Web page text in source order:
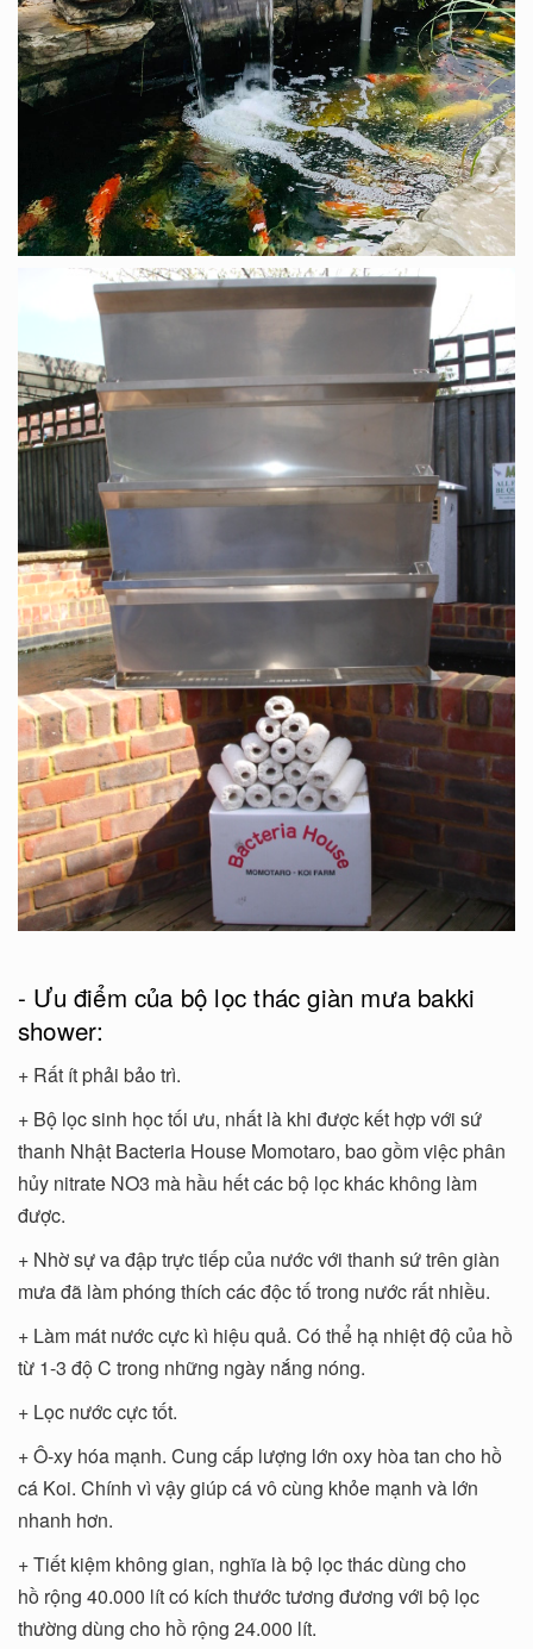
- Ưu điểm của bộ lọc thác giàn mưa bakki
shower:
+ Rất ít phải bảo trì.
+ Bộ lọc sinh học tối ưu, nhất là khi được kết hợp với sứ
thanh Nhật Bacteria House Momotaro, bao gồm việc phân
hủy nitrate NO3 mà hầu hết các bộ lọc khác không làm
được.
+ Nhờ sự va đập trực tiếp của nước với thanh sứ trên giàn
mưa đã làm phóng thích các độc tố trong nước rất nhiều.
+ Làm mát nước cực kì hiệu quả. Có thể hạ nhiệt độ của hồ
từ 1-3 độ C trong những ngày nắng nóng.
+ Lọc nước cực tốt.
+ Ô-xy hóa mạnh. Cung cấp lượng lớn oxy hòa tan cho hồ
cá Koi. Chính vì vậy giúp cá vô cùng khỏe mạnh và lớn
nhanh hơn.
+ Tiết kiệm không gian, nghĩa là bộ lọc thác dùng cho
hồ rộng 40.000 lít có kích thước tương đương với bộ lọc
thường dùng cho hồ rộng 24.000 lít.